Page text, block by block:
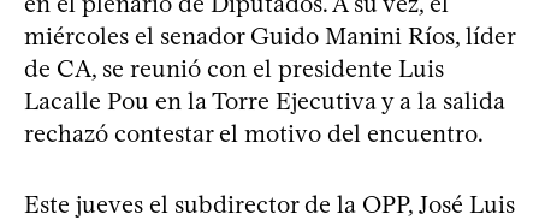
miércoles el senador Guido Manini Ríos, líder
de CA, se reunió con el presidente Luis
Lacalle Pou en la Torre Ejecutiva y a la salida
rechazó contestar el motivo del encuentro.
Este jueves el subdirector de la OPP, José Luis